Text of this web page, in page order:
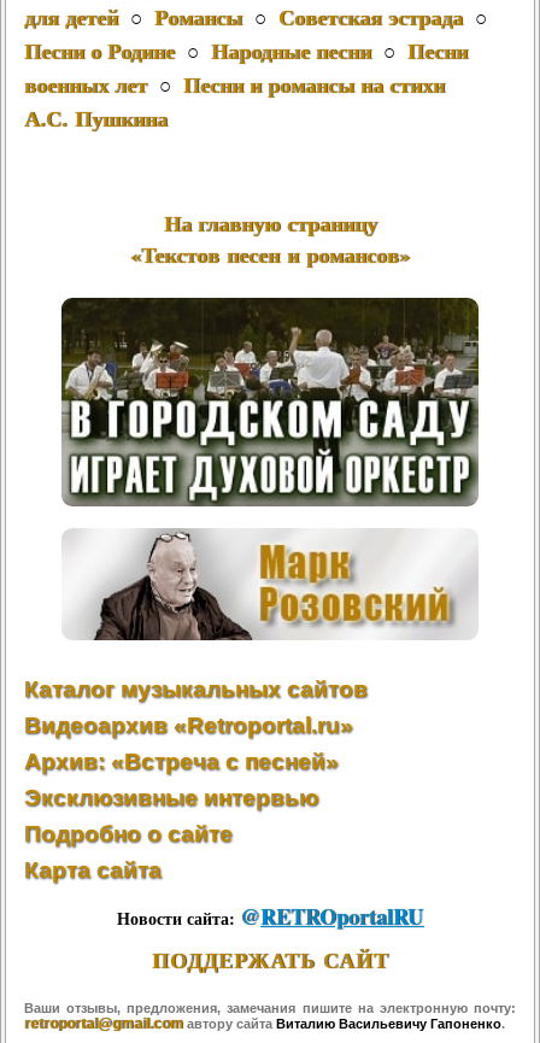
для детей○ Романсы○ Советская эстрада○
Песни о Родине○ Народные песни○ Песни
военных лет○ Песни и романсы на стихи
А.С. Пушкина
На главную страницу
«Текстов песен и романсов»
Каталог музыкальных сайтов
Видеоархив «Retroportal.ru»
Архив: «Встреча с песней»
Эксклюзивные интервью
Подробно о сайте
Карта сайта
Новости сайта: @RETROportalRU
ПОДДЕРЖАТЬ САЙТ
Ваши отзывы, предложения, замечания пишите на электронную почту:
retroportal@gmail.com автору сайта Виталию Васильевичу Гапоненко.